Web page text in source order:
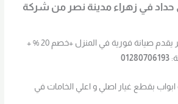
في حداد في زهراء مدينة نصر من شركة
حداد في زهراء مدينة نصر يقدم صيانة فورية في المنزل +خصم 20 % +
01280706193
بقطع غيار اصلي و اعلي الخامات في